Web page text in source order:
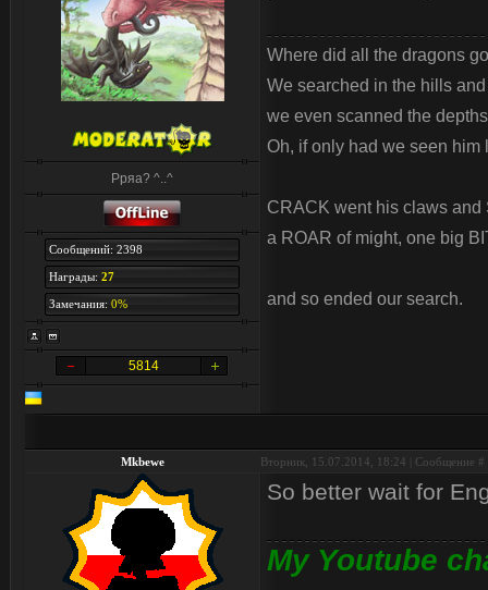
Рряа? ^..^
Сообщений: 2398
Награды: 27
Замечания: 0%
5814
Where did all the dragons
We searched in the hills
we even scanned the
Oh, if only had we seen
CRACK went his claws
a ROAR of might, one big
and so ended our search.
Mkbewe Вторник, 15.07.2014, 18:24 | Сообщение #
So better wait for
My Youtube